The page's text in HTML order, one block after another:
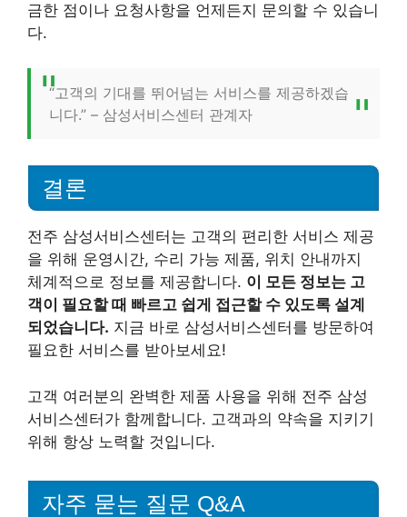
금한 점이나 요청사항을 언제든지 문의할 수 있습니
다.
“고객의 기대를 뛰어넘는 서비스를 제공하겠습
니다.” – 삼성서비스센터 관계자
결론
전주 삼성서비스센터는 고객의 편리한 서비스 제공
을 위해 운영시간, 수리 가능 제품, 위치 안내까지
체계적으로 정보를 제공합니다. 이 모든 정보는 고
객이 필요할 때 빠르고 쉽게 접근할 수 있도록 설계
되었습니다. 지금 바로 삼성서비스센터를 방문하여
필요한 서비스를 받아보세요!
고객 여러분의 완벽한 제품 사용을 위해 전주 삼성
서비스센터가 함께합니다. 고객과의 약속을 지키기
위해 항상 노력할 것입니다.
자주 묻는 질문 Q&A